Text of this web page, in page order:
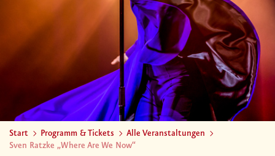
Start Programm & Tickets
Alle Veranstaltungen
Sven Ratzke „Where Are We Now“